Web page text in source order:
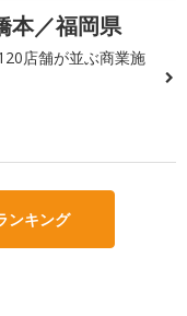
本／福岡県
店舗が並ぶ商業施
ンキング